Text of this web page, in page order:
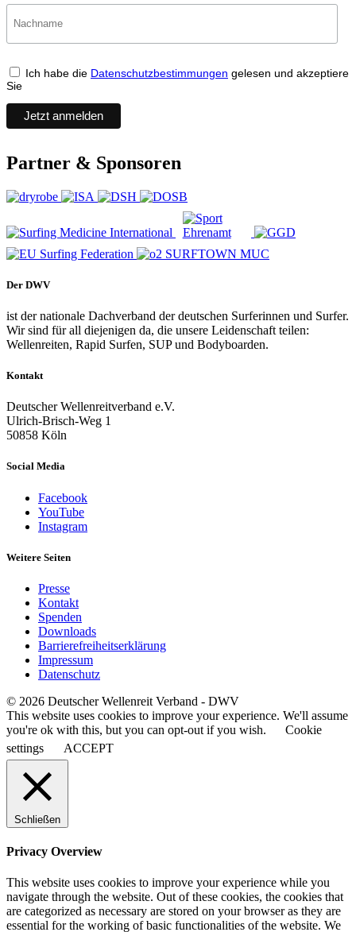
Ich habe die Datenschutzbestimmungen gelesen und akzeptiere
Sie
Partner & Sponsoren
Der DWV
ist der nationale Dachverband der deutschen Surferinnen und Surfer.
Wir sind für all diejenigen da, die unsere Leidenschaft teilen:
Wellenreiten, Rapid Surfen, SUP und Bodyboarden.
Kontakt
Deutscher Wellenreitverband e.V.
Ulrich-Brisch-Weg 1
50858 Köln
Social Media
Facebook
YouTube
Instagram
Weitere Seiten
Presse
Kontakt
Spenden
Downloads
Barrierefreiheitserklärung
Impressum
Datenschutz
© 2026 Deutscher Wellenreit Verband - DWV
This website uses cookies to improve your experience. We'll assume
you're ok with this, but you can opt-out if you wish.
Cookie
settings
ACCEPT
Schließen
Privacy Overview
This website uses cookies to improve your experience while you
navigate through the website. Out of these cookies, the cookies that
are categorized as necessary are stored on your browser as they are
essential for the working of basic functionalities of the website. We